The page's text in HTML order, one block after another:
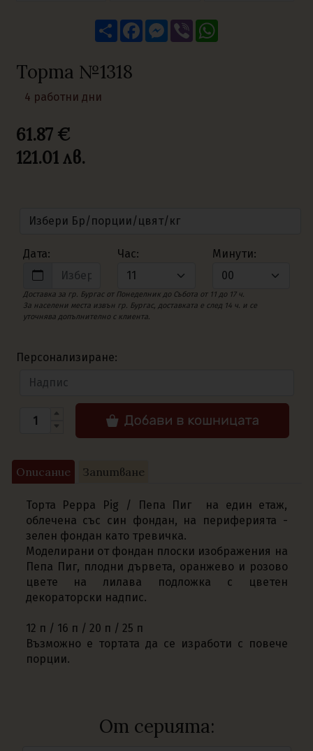
ShareFacebookMessenger
Viber
Торта №1318
4 работни дни
61.87 €
121.01лв.
Дата: Час: Минути:
Доставка за гр. Бургас от Понеделник до Събота от 11 до 17 ч.
За населени места извън гр. Бургас, доставката е след 14 ч. и се
уточнява допълнително с клиента.
Персонализиране:
Описание Запитване
Торта Peppa Pig / Пепа Пиг на един етаж,
облечена със син фондан, на периферията -
зелен фондан като тревичка.
Моделирани от фондан плоски изображения на
Пепа Пиг, плодни дървета, оранжево и розово
цвете на лилава подложка с цветен
декораторски надпис.
12 п / 16 п / 20 п / 25 п
Възможно е тортата да се изработи с повече
порции.
От серията: